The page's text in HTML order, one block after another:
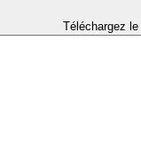
Téléchargez le